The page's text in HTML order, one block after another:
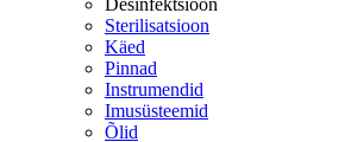
Desinfektsioon
Sterilisatsioon
Käed
Pinnad
Instrumendid
Imusüsteemid
Õlid